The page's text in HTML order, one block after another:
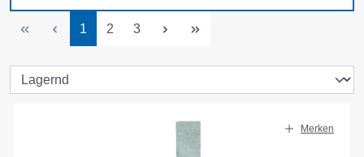
Seite
1 Seite
2 Seite
3
Merken